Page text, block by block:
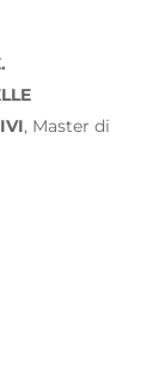
, Master di